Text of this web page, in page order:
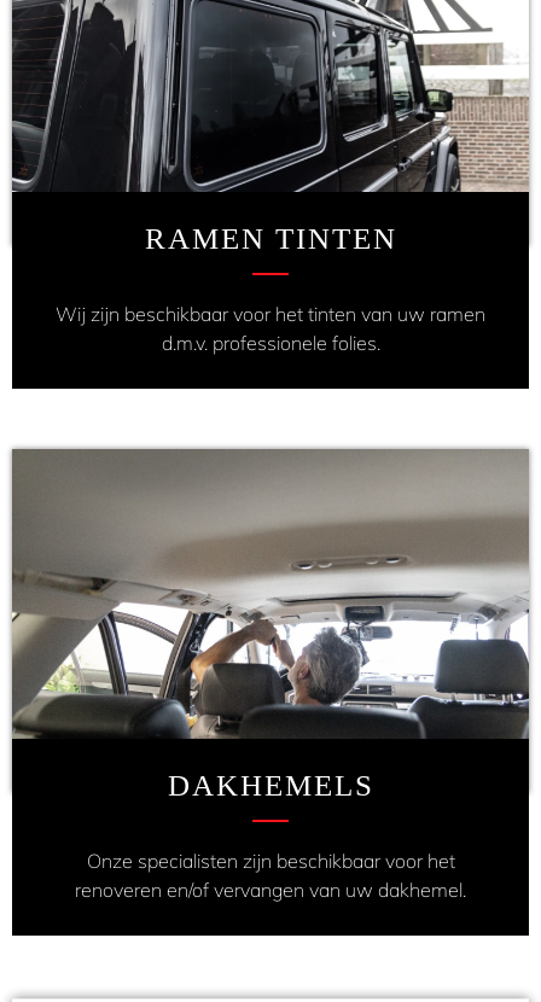
RAMEN TINTEN
Wij zijn beschikbaar voor het tinten van uw ramen
d.m.v. professionele folies.
DAKHEMELS
Onze specialisten zijn beschikbaar voor het
renoveren en/of vervangen van uw dakhemel.